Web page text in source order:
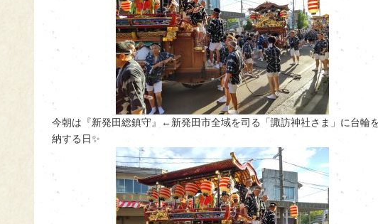
今朝は『新発田総鎮守』←新発田市全域を司る「諏訪神社さま」に台輪
納する日✨